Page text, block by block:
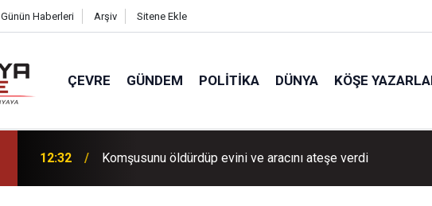
Günün Haberleri Arşiv Sitene Ekle
ÇEVRE GÜNDEM POLITIKA DÜNYA KÖŞE
12:32 Komşusunu öldürdüp evini ve aracını ateşe verdi